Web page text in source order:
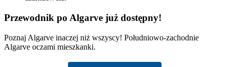
Przewodnik po Algarve już dostępny!
Poznaj Algarve inaczej niż wszyscy! Południowo-zachodnie
Algarve oczami mieszkanki.